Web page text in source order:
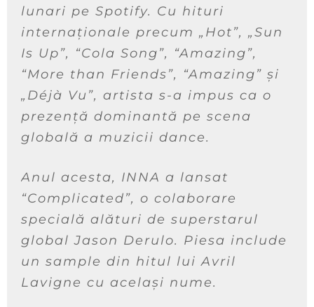
lunari pe Spotify. Cu hituri
internaționale precum „Hot”, „Sun
Is Up”, “Cola Song”, “Amazing”,
“More than Friends”, “Amazing” și
„Déjà Vu”, artista s-a impus ca o
prezență dominantă pe scena
globală a muzicii dance.
Anul acesta, INNA a lansat
“Complicated”, o colaborare
specială alături de superstarul
global Jason Derulo. Piesa include
un sample din hitul lui Avril
Lavigne cu același nume.